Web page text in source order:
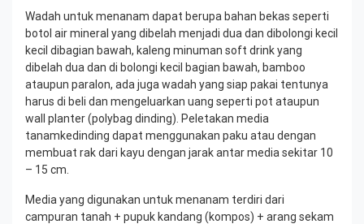
Wadah untuk menanam dapat berupa bahan bekas seperti
botol air mineral yang dibelah menjadi dua dan dibolongi kecil
kecil dibagian bawah, kaleng minuman soft drink yang
dibelah dua dan di bolongi kecil bagian bawah, bamboo
ataupun paralon, ada juga wadah yang siap pakai tentunya
harus di beli dan mengeluarkan uang seperti pot ataupun
wall planter (polybag dinding). Peletakan media
tanamkedinding dapat menggunakan paku atau dengan
membuat rak dari kayu dengan jarak antar media sekitar 10
– 15 cm.
Media yang digunakan untuk menanam terdiri dari
campuran tanah + pupuk kandang (kompos) + arang sekam